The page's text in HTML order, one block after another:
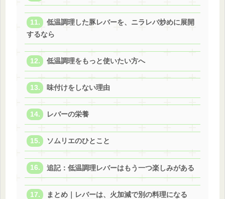
低温調理した豚レバーを、ニラレバ炒めに展開
するなら
低温調理をもっと使いたい方へ
味付けをしない理由
レバーの栄養
ソムリエのひとこと
追記：低温調理レバーはもう一つ楽しみがある
まとめ｜レバーは、火加減で別の料理になる